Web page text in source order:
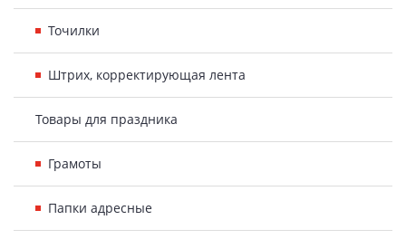
Точилки
Штрих, корректирующая лента
Товары для праздника
Грамоты
Папки адресные